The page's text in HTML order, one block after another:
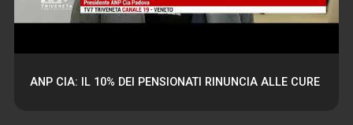
ANP CIA: IL 10% DEI PENSIONATI RINUNCIA ALLE CURE